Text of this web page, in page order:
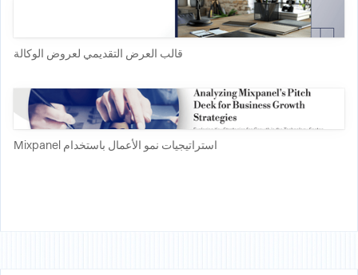
قالب العرض التقديمي لعروض الوكالة
استراتيجيات نمو الأعمال باستخدام Mixpanel